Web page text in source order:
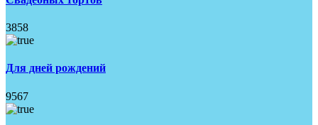
3858
Для дней рождений
9567